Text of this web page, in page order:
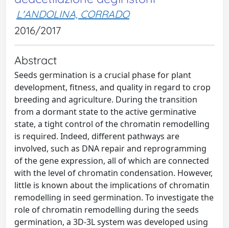
L'ANDOLINA, CORRADO
2016/2017
Abstract
Seeds germination is a crucial phase for plant
development, fitness, and quality in regard to crop
breeding and agriculture. During the transition
from a dormant state to the active germinative
state, a tight control of the chromatin remodelling
is required. Indeed, different pathways are
involved, such as DNA repair and reprogramming
of the gene expression, all of which are connected
with the level of chromatin condensation. However,
little is known about the implications of chromatin
remodelling in seed germination. To investigate the
role of chromatin remodelling during the seeds
germination, a 3D-3L system was developed using